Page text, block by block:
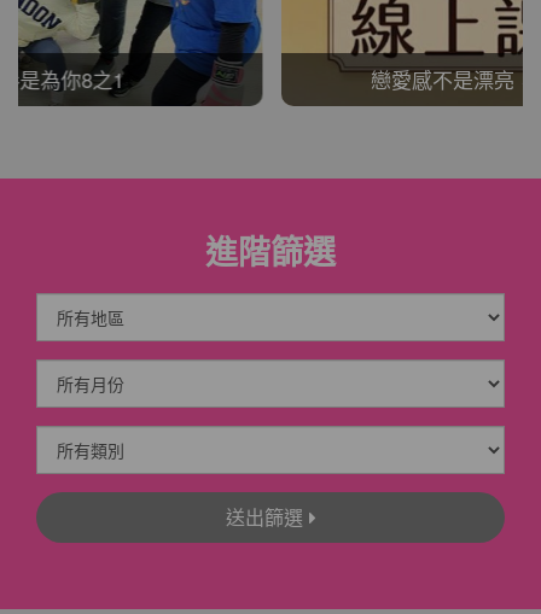
戀愛感不是漂亮，而是讓人想靠近
進階篩選
送出篩選